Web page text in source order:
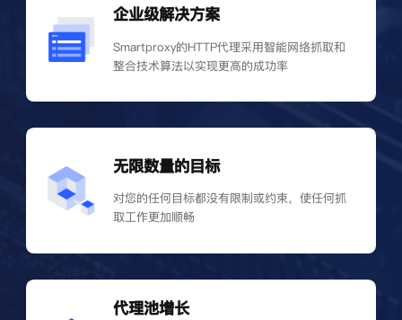
企业级解决方案
Smartproxy的HTTP代理采用智能网络抓取和
整合技术算法以实现更高的成功率
无限数量的目标
对您的任何目标都没有限制或约束，使任何抓
取工作更加顺畅
代理池增长